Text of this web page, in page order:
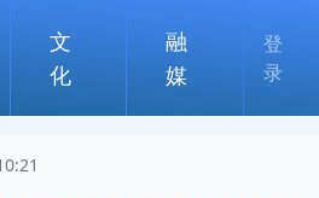
文
化
融
媒
登
录